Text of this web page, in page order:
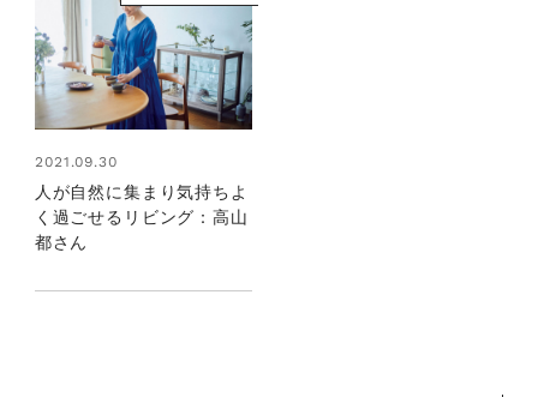
2021.09.30
人が自然に集まり気持ちよ
く過ごせるリビング：高山
都さん